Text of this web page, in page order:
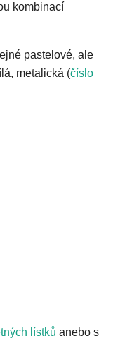
kombinací
pastelové, ale
metalická (číslo
lístků anebo s